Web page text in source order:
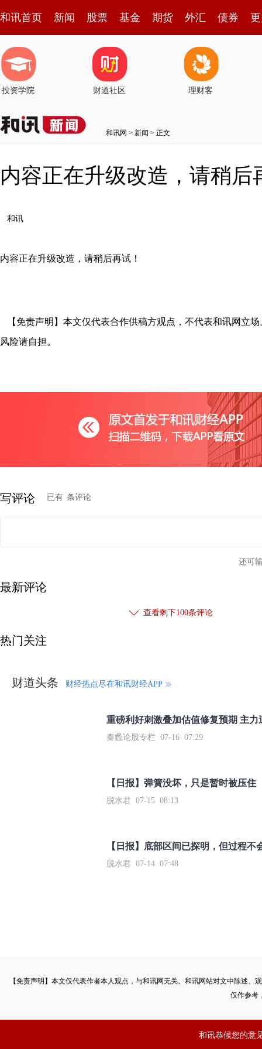
和讯首页 新闻 股票 基金 期货 外汇 债券
投资学院 财道社区 理财客
和讯网 > 新闻 > 正文
内容正在升级改造，请稍后
和讯
内容正在升级改造，请稍后再试！
【免责声明】本文仅代表合作供稿方观点，不代表和讯网立
风险请自担。
写评论 已有 条评论
还可
最新评论
查看剩下100条评论
热门关注
财道头条 财经热点尽在和讯财经APP
秦蠡论股专栏 07-16 07:29
【日报】弹簧没坏，只是暂时被压住
脱水君 07-15 08:13
【日报】底部区间已探明，但过程不
脱水君 07-14 07:48
【免责声明】本文仅代表作者本人观点，与和讯网无关。和讯网站对文中陈述
仅作参考
和讯恭候您的意